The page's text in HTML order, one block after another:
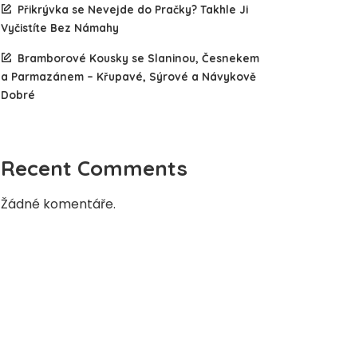
Přikrývka se Nevejde do Pračky? Takhle Ji
Vyčistíte Bez Námahy
Bramborové Kousky se Slaninou, Česnekem
a Parmazánem – Křupavé, Sýrové a Návykově
Dobré
Recent Comments
Žádné komentáře.